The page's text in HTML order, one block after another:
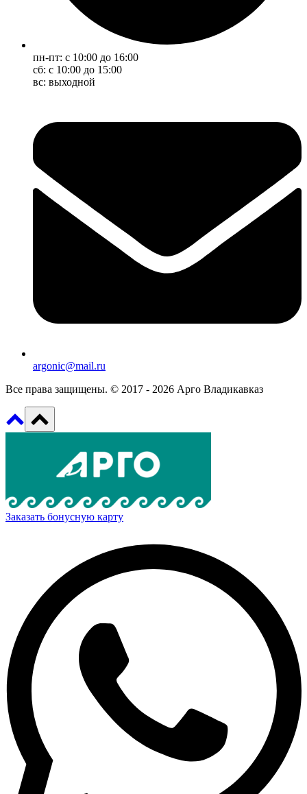
пн-пт: с 10:00 до 16:00
сб: с 10:00 до 15:00
вс: выходной
argonic@mail.ru
Все права защищены. © 2017 - 2026 Арго Владикавказ
Заказать бонусную карту